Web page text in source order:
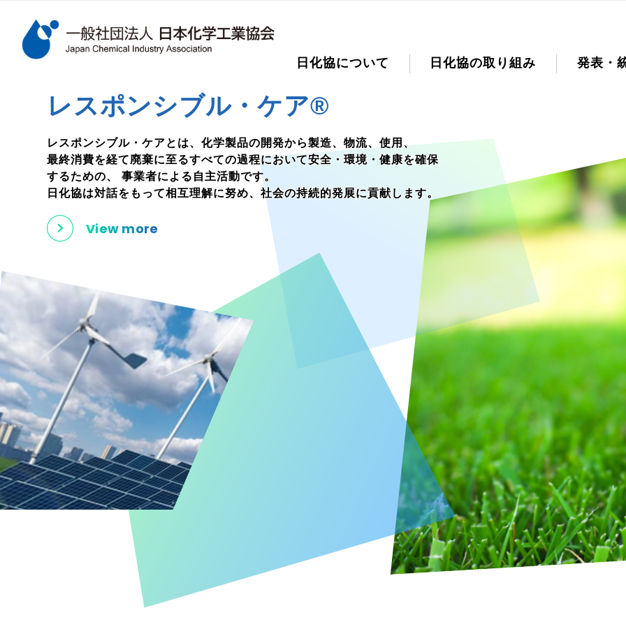
メインコンテンツに移動
検索キーワード
日化協について 日化協の取り組み 発表・
SDGs
日化協は2017年5月に
「持続的な開発に向けての化学産業のビジョン」を策定しました。
私たちはこのビジョンに基づき、
会員企業のSDGs達成に向けた活動を支援しています。
またステークホルダーに対しては、一人でも多くのみなさまに
化学産業をご理解いただけるよう
SDGsに関する取り組みを開示しています。